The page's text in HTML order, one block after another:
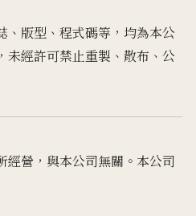
、版型、程式碼等，均為本公
未經許可禁止重製、散布、公
經營，與本公司無關。本公司